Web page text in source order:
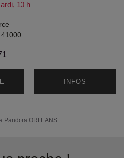
10 h
41000
INFOS
Pandora ORLEANS